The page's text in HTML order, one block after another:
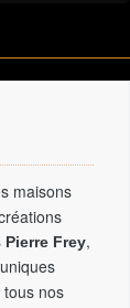
maisons
Pierre Frey,
nos